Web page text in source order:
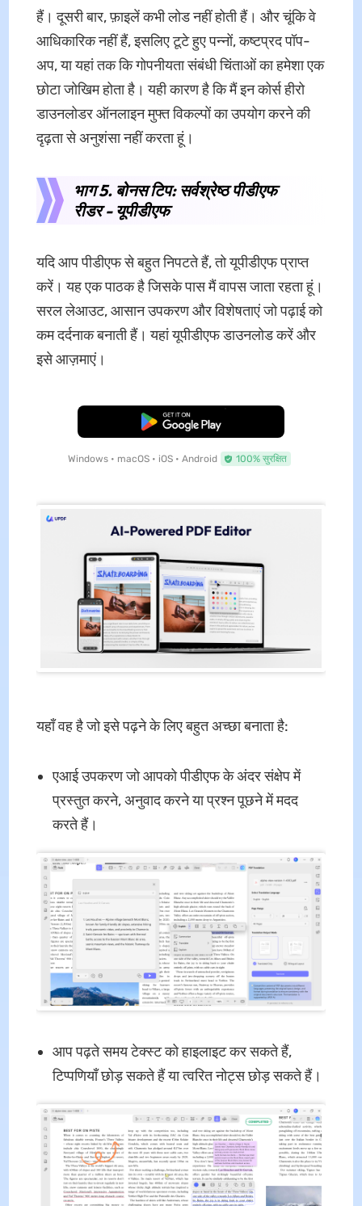
हैं। दूसरी बार, फ़ाइलें कभी लोड नहीं होती हैं। और चूंकि वे
आधिकारिक नहीं हैं, इसलिए टूटे हुए पन्नों, कष्टप्रद पॉप-
अप, या यहां तक कि गोपनीयता संबंधी चिंताओं का हमेशा एक
छोटा जोखिम होता है। यही कारण है कि मैं इन कोर्स हीरो
डाउनलोडर ऑनलाइन मुफ्त विकल्पों का उपयोग करने की
दृढ़ता से अनुशंसा नहीं करता हूं।
भाग 5. बोनस टिप: सर्वश्रेष्ठ पीडीएफ
रीडर - यूपीडीएफ
यदि आप पीडीएफ से बहुत निपटते हैं, तो यूपीडीएफ प्राप्त
करें। यह एक पाठक है जिसके पास मैं वापस जाता रहता हूं।
सरल लेआउट, आसान उपकरण और विशेषताएं जो पढ़ाई को
कम दर्दनाक बनाती हैं। यहां यूपीडीएफ डाउनलोड करें और
इसे आज़माएं।
मुफ्त डाउनलोड
Windows • macOS • iOS • Android 100% सुरक्षित
यहाँ वह है जो इसे पढ़ने के लिए बहुत अच्छा बनाता है:
एआई उपकरण जो आपको पीडीएफ के अंदर संक्षेप में
प्रस्तुत करने, अनुवाद करने या प्रश्न पूछने में मदद
करते हैं।
आप पढ़ते समय टेक्स्ट को हाइलाइट कर सकते हैं,
टिप्पणियाँ छोड़ सकते हैं या त्वरित नोट्स छोड़ सकते हैं।